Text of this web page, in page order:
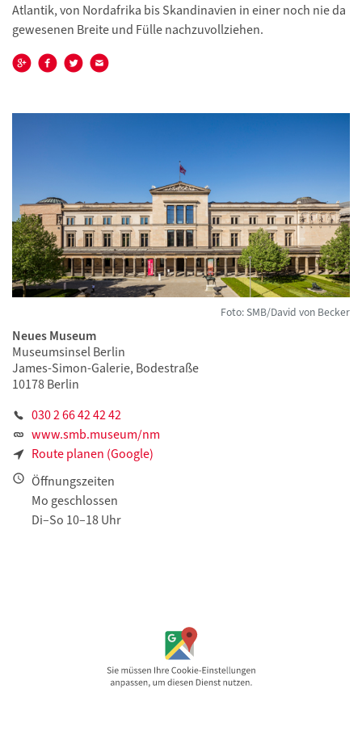
Atlantik, von Nordafrika bis Skandinavien in einer noch nie da
gewesenen Breite und Fülle nachzuvollziehen.
Foto: SMB/David von Becker
Neues Museum
Museumsinsel Berlin
James-Simon-Galerie, Bodestraße
10178 Berlin
030 2 66 42 42 42
www.smb.museum/nm
Route planen (Google)
Öffnungszeiten
Mo geschlossen
Di–So 10–18 Uhr